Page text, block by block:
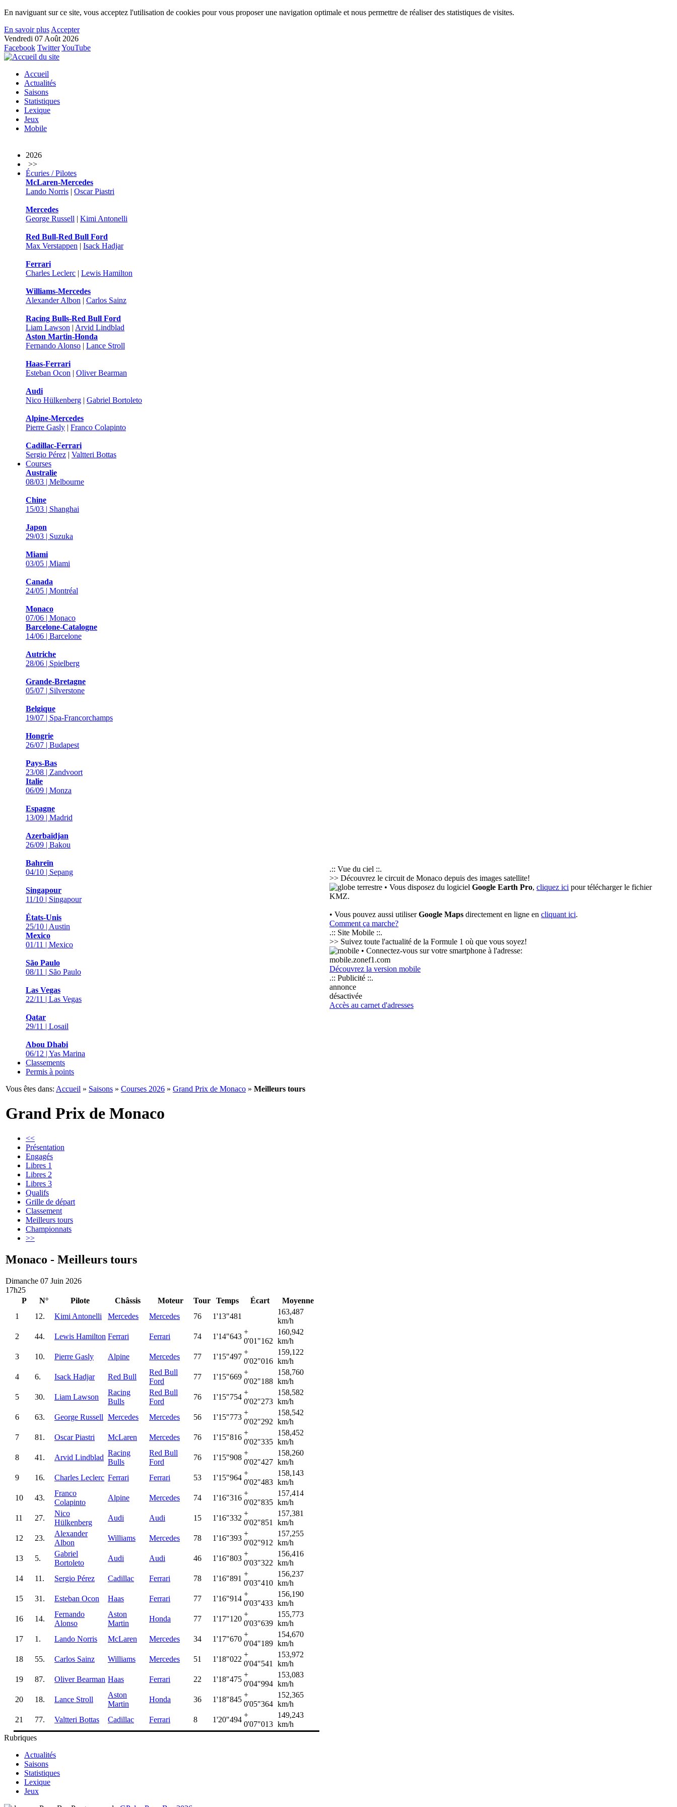
En naviguant sur ce site, vous acceptez l'utilisation de cookies pour vous proposer une navigation optimale et nous permettre de réaliser des statistiques de visites.
En savoir plus Accepter
Vendredi 07 Août 2026
Facebook TwitterYouTube
Accueil
Actualités
Saisons
Statistiques
Lexique
Jeux
Mobile
2026
>>
Écuries / Pilotes
McLaren-Mercedes
Lando Norris | Oscar Piastri
Mercedes
George Russell | Kimi Antonelli
Red Bull-Red Bull Ford
Max Verstappen | Isack Hadjar
Ferrari
Charles Leclerc | Lewis Hamilton
Williams-Mercedes
Alexander Albon | Carlos Sainz
Racing Bulls-Red Bull Ford
Liam Lawson | Arvid Lindblad
Aston Martin-Honda
Fernando Alonso | Lance Stroll
Haas-Ferrari
Esteban Ocon | Oliver Bearman
Audi
Nico Hülkenberg | Gabriel Bortoleto
Alpine-Mercedes
Pierre Gasly | Franco Colapinto
Cadillac-Ferrari
Sergio Pérez | Valtteri Bottas
Courses
Australie
08/03 | Melbourne
Chine
15/03 | Shanghai
Japon
29/03 | Suzuka
Miami
03/05 | Miami
Canada
24/05 | Montréal
Monaco
07/06 | Monaco
Barcelone-Catalogne
14/06 | Barcelone
Autriche
28/06 | Spielberg
Grande-Bretagne
05/07 | Silverstone
Belgique
19/07 | Spa-Francorchamps
Hongrie
26/07 | Budapest
Pays-Bas
23/08 | Zandvoort
Italie
06/09 | Monza
Espagne
13/09 | Madrid
Azerbaïdjan
26/09 | Bakou
Bahreïn
04/10 | Sepang
Singapour
11/10 | Singapour
États-Unis
25/10 | Austin
Mexico
01/11 | Mexico
São Paulo
08/11 | São Paulo
Las Vegas
22/11 | Las Vegas
Qatar
29/11 | Losail
Abou Dhabi
06/12 | Yas Marina
Classements
Permis à points
Vous êtes dans: Accueil » Saisons » Courses 2026 » Grand Prix de Monaco » Meilleurs tours
Grand Prix de Monaco
<<
Présentation
Engagés
Libres 1
Libres 2
Libres 3
Qualifs
Grille de départ
Classement
Meilleurs tours
Championnats
>>
Monaco - Meilleurs tours
Dimanche 07 Juin 2026
17h25
P
N° Pilote Châssis Moteur Tour Temps Écart
Moyenne
1
12. Kimi Antonelli Mercedes Mercedes 76 1'13"481
163,487
km/h
2
44. Lewis Hamilton Ferrari Ferrari 74 1'14"643
+
0'01"162
160,942
km/h
3
10. Pierre Gasly Alpine Mercedes 77 1'15"497
+
0'02"016
159,122
km/h
4
6. Isack Hadjar Red Bull
Red Bull
Ford
77 1'15"669
+
0'02"188
158,760
km/h
5
30. Liam Lawson
Racing
Bulls
Red Bull
Ford
76 1'15"754
+
0'02"273
158,582
km/h
6
63. George Russell Mercedes Mercedes 56 1'15"773
+
0'02"292
158,542
km/h
7
81. Oscar Piastri McLaren Mercedes 76 1'15"816
+
0'02"335
158,452
km/h
8
41. Arvid Lindblad
Racing
Bulls
Red Bull
Ford
76 1'15"908
+
0'02"427
158,260
km/h
9
16. Charles Leclerc Ferrari Ferrari 53 1'15"964
+
0'02"483
158,143
km/h
10
43.
Franco
Colapinto
Alpine Mercedes 74 1'16"316
+
0'02"835
157,414
km/h
11
27.
Nico
Hülkenberg
Audi Audi 15 1'16"332
+
0'02"851
157,381
km/h
12
23.
Alexander
Albon
Williams Mercedes 78 1'16"393
+
0'02"912
157,255
km/h
13
5.
Gabriel
Bortoleto
Audi Audi 46 1'16"803
+
0'03"322
156,416
km/h
14
11. Sergio Pérez Cadillac Ferrari 78 1'16"891
+
0'03"410
156,237
km/h
15
31. Esteban Ocon Haas Ferrari 77 1'16"914
+
0'03"433
156,190
km/h
16
14.
Fernando
Alonso
Aston
Martin
Honda 77 1'17"120
+
0'03"639
155,773
km/h
17
1. Lando Norris McLaren Mercedes 34 1'17"670
+
0'04"189
154,670
km/h
18
55. Carlos Sainz Williams Mercedes 51 1'18"022
+
0'04"541
153,972
km/h
19
87. Oliver Bearman Haas Ferrari 22 1'18"475
+
0'04"994
153,083
km/h
20
18. Lance Stroll
Aston
Martin
Honda 36 1'18"845
+
0'05"364
152,365
km/h
21
77. Valtteri Bottas Cadillac Ferrari 8 1'20"494
+
0'07"013
149,243
km/h
.:: Vue du ciel ::.
>> Découvrez le circuit de Monaco depuis des images satellite!
• Vous disposez du logiciel Google Earth Pro, cliquez ici pour télécharger le fichier
KMZ.
• Vous pouvez aussi utiliserGoogle Maps directement en ligne en cliquant ici.
Comment ça marche?
.:: Site Mobile ::.
>> Suivez toute l'actualité de la Formule 1 où que vous soyez!
• Connectez-vous sur votre smartphone à l'adresse:
mobile.zonef1.com
Découvrez la version mobile
.:: Publicité ::.
annonce
désactivée
Accès au carnet d'adresses
Rubriques
Actualités
Saisons
Statistiques
Lexique
Jeux